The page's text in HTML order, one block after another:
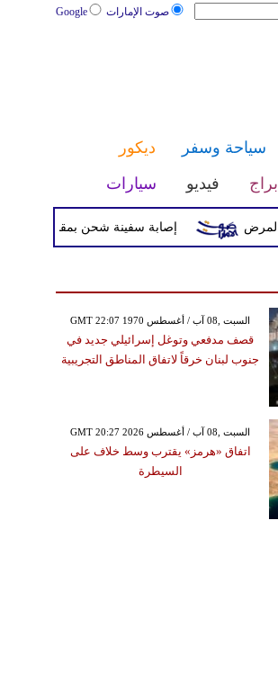
صوت الإمارات Google
سياحة وسفر
ديكور
أبراج فيديو سيارات
إصابة سفينة شحن بمقذوف مجهول قرب
GMT 22:07 1970 السبت ,08 آب / أغسطس
قصف مدفعي وتوغل إسرائيلي جديد في
جنوب لبنان خرقاً لاتفاق المناطق التجريبية
GMT 20:27 2026 السبت ,08 آب / أغسطس
اتفاق «هرمز» يقترب وسط خلاف على
السيطرة